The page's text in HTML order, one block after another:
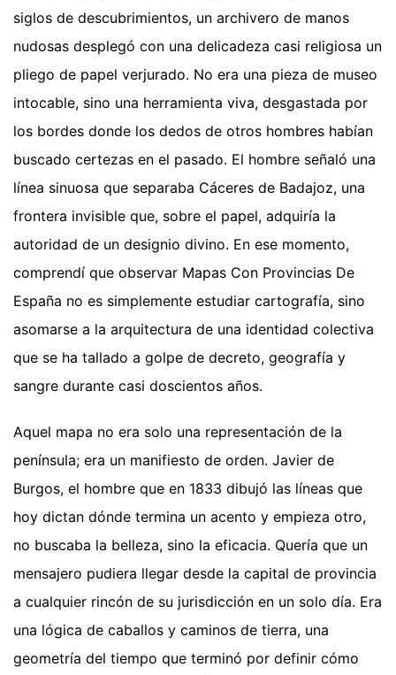
siglos de descubrimientos, un archivero de manos
nudosas desplegó con una delicadeza casi religiosa un
pliego de papel verjurado. No era una pieza de museo
intocable, sino una herramienta viva, desgastada por
los bordes donde los dedos de otros hombres habían
buscado certezas en el pasado. El hombre señaló una
línea sinuosa que separaba Cáceres de Badajoz, una
frontera invisible que, sobre el papel, adquiría la
autoridad de un designio divino. En ese momento,
comprendí que observar Mapas Con Provincias De
España no es simplemente estudiar cartografía, sino
asomarse a la arquitectura de una identidad colectiva
que se ha tallado a golpe de decreto, geografía y
sangre durante casi doscientos años.
Aquel mapa no era solo una representación de la
península; era un manifiesto de orden. Javier de
Burgos, el hombre que en 1833 dibujó las líneas que
hoy dictan dónde termina un acento y empieza otro,
no buscaba la belleza, sino la eficacia. Quería que un
mensajero pudiera llegar desde la capital de provincia
a cualquier rincón de su jurisdicción en un solo día. Era
una lógica de caballos y caminos de tierra, una
geometría del tiempo que terminó por definir cómo